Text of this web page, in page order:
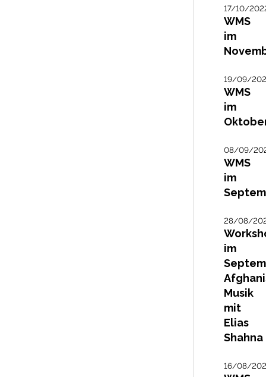
17/10/
WMS
im
19/09/
WMS
im
08/09/
WMS
im
28/08/
im
Musik
mit
Elias
Shahna
16/08/